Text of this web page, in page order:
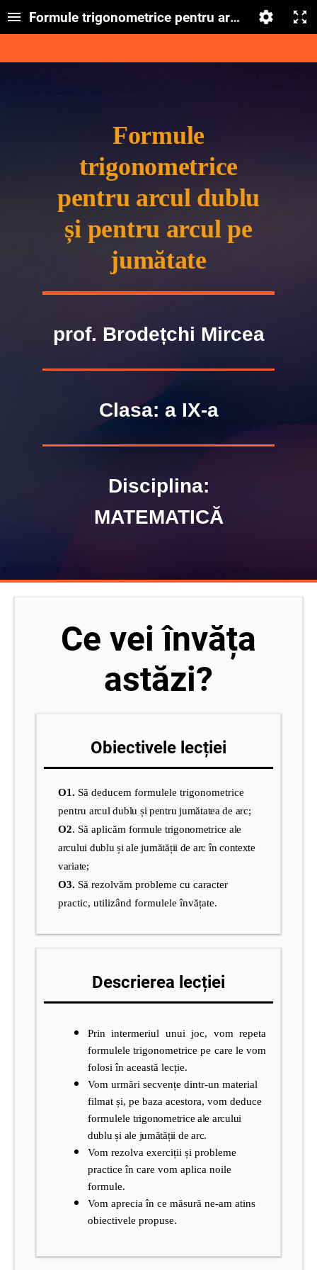
Formule trigonometrice pentru arcul dublu și
Formule
trigonometrice
pentru arcul dublu
și pentru arcul pe
jumătate
prof. Brodețchi Mircea
Clasa: a IX-a
Disciplina:
MATEMATICĂ
Ce vei învăța
astăzi?
Obiectivele lecției
O1. Să deducem formulele trigonometrice
pentru arcul dublu și pentru jumătatea de arc;
O2. Să aplicăm formule trigonometrice ale
arcului dublu și ale jumătății de arc în contexte
variate;
O3. Să rezolvăm probleme cu caracter
practic, utilizând formulele învățate.
Descrierea lecției
Prin intermeriul unui joc, vom repeta
formulele trigonometrice pe care le vom
folosi în această lecție.
Vom urmări secvențe dintr-un material
filmat și, pe baza acestora, vom deduce
formulele trigonometrice ale arcului
dublu și ale jumătății de arc.
Vom rezolva exerciții și probleme
practice în care vom aplica noile
formule.
Vom aprecia în ce măsură ne-am atins
obiectivele propuse.